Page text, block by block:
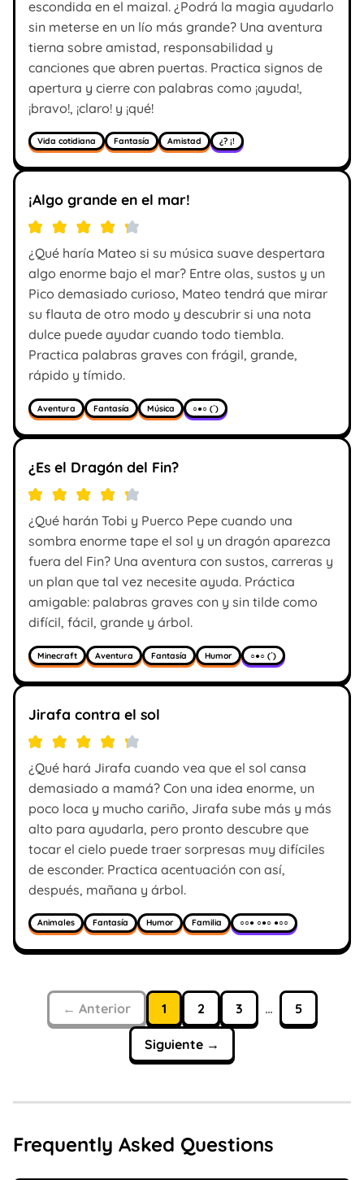
escondida en el maizal. ¿Podrá la magia ayudarlo
sin meterse en un lío más grande? Una aventura
tierna sobre amistad, responsabilidad y
canciones que abren puertas. Practica signos de
apertura y cierre con palabras como ¡ayuda!,
¡bravo!, ¡claro! y ¡qué!
Vida cotidiana Fantasía Amistad ¿? ¡!
¡Algo grande en el mar!
¿Qué haría Mateo si su música suave despertara
algo enorme bajo el mar? Entre olas, sustos y un
Pico demasiado curioso, Mateo tendrá que mirar
su flauta de otro modo y descubrir si una nota
dulce puede ayudar cuando todo tiembla.
Practica palabras graves con frágil, grande,
rápido y tímido.
Aventura Fantasía Música ○●○ (´)
¿Es el Dragón del Fin?
¿Qué harán Tobi y Puerco Pepe cuando una
sombra enorme tape el sol y un dragón aparezca
fuera del Fin? Una aventura con sustos, carreras y
un plan que tal vez necesite ayuda. Práctica
amigable: palabras graves con y sin tilde como
difícil, fácil, grande y árbol.
Minecraft Aventura Fantasía Humor ○●○ (´)
Jirafa contra el sol
¿Qué hará Jirafa cuando vea que el sol cansa
demasiado a mamá? Con una idea enorme, un
poco loca y mucho cariño, Jirafa sube más y más
alto para ayudarla, pero pronto descubre que
tocar el cielo puede traer sorpresas muy difíciles
de esconder. Practica acentuación con así,
después, mañana y árbol.
Animales Fantasía Humor Familia ○○● ○●○ ●○○
← Anterior 1 2 3 … 5
Siguiente →
Frequently Asked Questions